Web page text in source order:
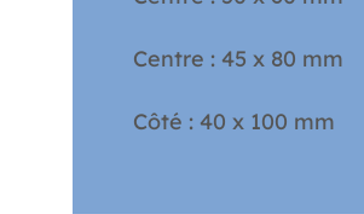
Centre : 45 x 80 mm
Côté : 40 x 100 mm